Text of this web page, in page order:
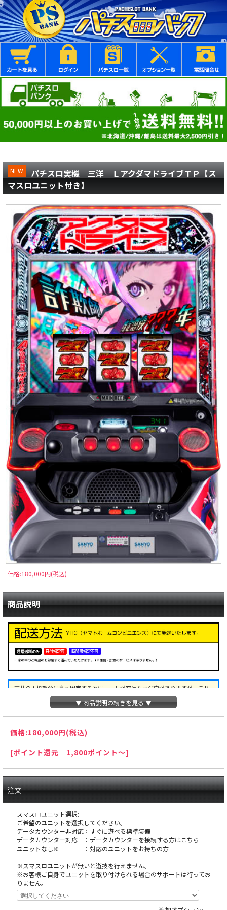
NEW
パチスロ実機 三洋 ＬアクダマドライブＴＰ【ス
マスロユニット付き】
価格:180,000円(税込)
商品説明
天井の木枠部分に島へ固定する為にホールが空けたネジ穴がありますが、これ
は修復できない部分ですので予めご了承下さい。
オプションに関するご注意
※スマスロユニットとは：コイン不要機のように実
機にクレジットを入れるための装置です。
▼ 商品説明の続きを見る ▼
価格:180,000円(税込)
[ポイント還元 1,800ポイント～]
注文
スマスロユニット選択:
ご希望のユニットを選択してください。
データカウンター非対応：すぐに遊べる標準装備
データカウンター対応 ：データカウンターを接続する方はこちら
ユニットなし※ ：対応のユニットをお持ちの方
※スマスロユニットが無いと遊技を行えません。
※お客様ご自身でユニットを取り付けられる場合のサポートは行ってお
りません。